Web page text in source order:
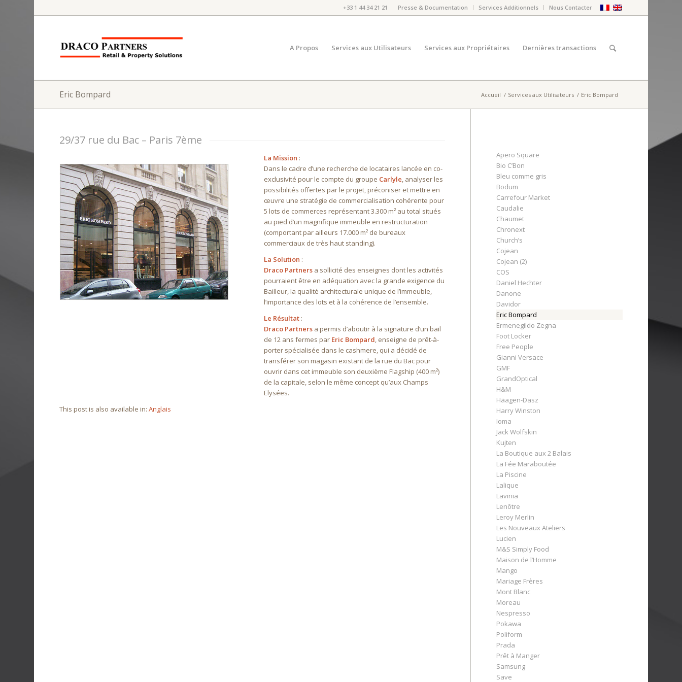
Presse & Documentation Services Additionnels Nous Contacter
+33 1 44 34 21 21
A Propos Services aux Utilisateurs Services aux Propriétaires Dernières transactions
Eric Bompard Accueil / Services aux Utilisateurs / Eric Bompard
29/37 rue du Bac – Paris 7ème
La Mission :
Dans le cadre d’une recherche de locataires lancée en co-
exclusivité pour le compte du groupe Carlyle, analyser les
possibilités offertes par le projet, préconiser et mettre en
œuvre une stratégie de commercialisation cohérente pour
5 lots de commerces représentant 3.300 m² au total situés
au pied d’un magnifique immeuble en restructuration
(comportant par ailleurs 17.000 m² de bureaux
commerciaux de très haut standing).
La Solution :
Draco Partnersa sollicité des enseignes dont les activités
pourraient être en adéquation avec la grande exigence du
Bailleur, la qualité architecturale unique de l’immeuble,
l’importance des lots et à la cohérence de l’ensemble.
Le Résultat:
Draco Partnersa permis d’aboutir à la signature d’un bail
de 12 ans fermes par Eric Bompard, enseigne de prêt-à-
porter spécialisée dans le cashmere, qui a décidé de
transférer son magasin existant de la rue du Bac pour
ouvrir dans cet immeuble son deuxième Flagship (400 m²)
de la capitale, selon le même concept qu’aux Champs
Elysées.
This post is also available in:Anglais
Apero Square
Bio C’Bon
Bleu comme gris
Bodum
Carrefour Market
Caudalie
Chaumet
Chronext
Church’s
Cojean
Cojean (2)
COS
Daniel Hechter
Danone
Davidor
Eric Bompard
Ermenegildo Zegna
Foot Locker
Free People
Gianni Versace
GMF
GrandOptical
H&M
Häagen-Dasz
Harry Winston
Ioma
Jack Wolfskin
Kujten
La Boutique aux 2 Balais
La Fée Maraboutée
La Piscine
Lalique
Lavinia
Lenôtre
Leroy Merlin
Les Nouveaux Ateliers
Lucien
M&S Simply Food
Maison de l’Homme
Mango
Mariage Frères
Mont Blanc
Moreau
Nespresso
Pokawa
Poliform
Prada
Prêt à Manger
Samsung
Save